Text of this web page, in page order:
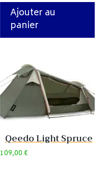
Ajouter au
panier
Qeedo Light Spruce
109,00€